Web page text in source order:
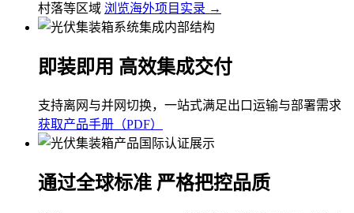
村落等区域 浏览海外项目实录 →
即装即用 高效集成交付
支持离网与并网切换，一站式满足出口运输与部署需求
获取产品手册（PDF）
通过全球标准 严格把控品质